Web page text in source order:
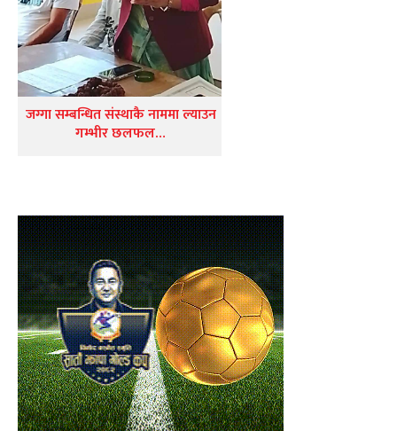
जग्गा सम्बन्धित संस्थाकै नाममा ल्याउन
गम्भीर छलफल…